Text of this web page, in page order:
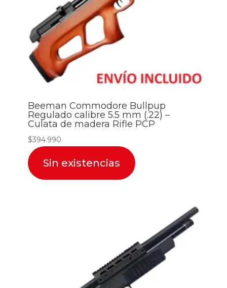
Beeman Commodore Bullpup
Regulado calibre 5.5 mm (.22) –
Culata de madera Rifle PCP
$394.990
Sin existencias